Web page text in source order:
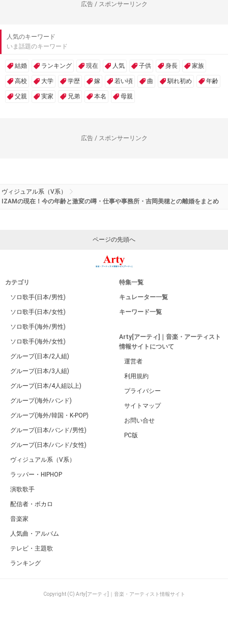
広告 / スポンサーリンク
人気のキーワード
いま話題のキーワード
結婚 ランキング 現在 人気 子供 身長 家族
高校 大学 学歴 嫁 若い頃 曲 馴れ初め 年齢
父親 実家 兄弟 本名 母親
広告 / スポンサーリンク
ヴィジュアル系（V系）
IZAMの現在！今の年齢と激変の噂・仕事や事務所・吉岡美穂との離婚をまとめ
ページの先頭へ
カテゴリ
ソロ歌手(日本/男性)
ソロ歌手(日本/女性)
ソロ歌手(海外/男性)
ソロ歌手(海外/女性)
グループ(日本/2人組)
グループ(日本/3人組)
グループ(日本/4人組以上)
グループ(海外/バンド)
グループ(海外/韓国・K-POP)
グループ(日本/バンド/男性)
グループ(日本/バンド/女性)
ヴィジュアル系（V系）
ラッパー・HIPHOP
演歌歌手
配信者・ボカロ
音楽家
人気曲・アルバム
テレビ・主題歌
ランキング
特集一覧
キュレーター一覧
キーワード一覧
Arty[アーティ]｜音楽・アーティスト
情報サイトについて
運営者
利用規約
プライバシー
サイトマップ
お問い合せ
PC版
Copyright (C) Arty[アーティ]｜音楽・アーティスト情報サイト